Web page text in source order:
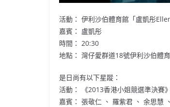
活動： 伊利沙伯體育館「盧凱彤
嘉賓： 盧凱彤
時間： 20:30
地點： 灣仔愛群道18號伊利沙伯體
是日尚有以下星蹤：
活動： 《2013香港小姐競選準決賽
嘉賓： 張敬仁 、 羅紫君 、 余思慧